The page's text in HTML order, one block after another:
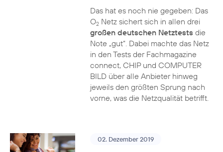
Das hat es noch nie gegeben: Das
O2Netz sichert sich in allen drei
großen deutschen Netztests die
Note „gut“. Dabei machte das Netz
in den Tests der Fachmagazine
connect, CHIP und COMPUTER
BILD über alle Anbieter hinweg
jeweils den größten Sprung nach
vorne, was die Netzqualität betrifft.
02. Dezember 2019